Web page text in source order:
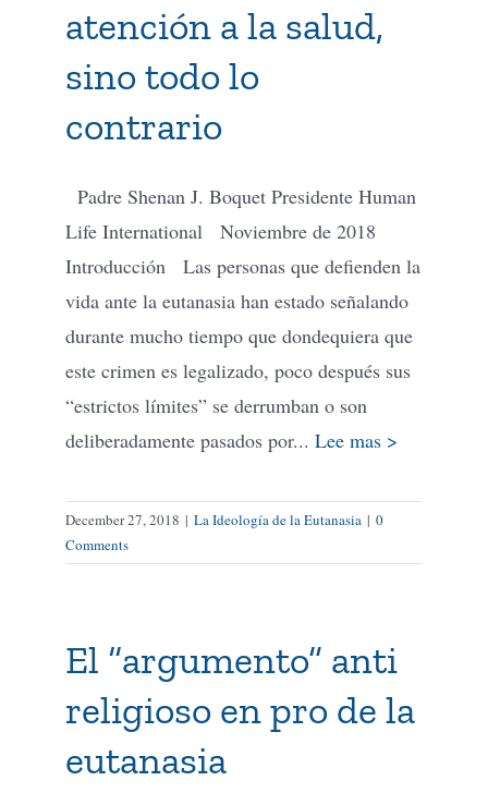
atención a la salud,
sino todo lo
contrario
Padre Shenan J. Boquet Presidente Human
Life International Noviembre de 2018
Introducción Las personas que defienden la
vida ante la eutanasia han estado señalando
durante mucho tiempo que dondequiera que
este crimen es legalizado, poco después sus
“estrictos límites” se derrumban o son
deliberadamente pasados por... Lee mas >
December 27, 2018 | La Ideología de la Eutanasia | 0
Comments
El “argumento” anti
religioso en pro de la
eutanasia